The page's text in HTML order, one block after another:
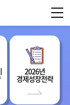
2026년
경제성장전략